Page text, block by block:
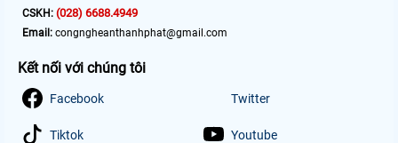
CSKH: (028) 6688.4949
Email: congngheanthanhphat@gmail.com
Kết nối với chúng tôi
Facebook Twitter
Tiktok Youtube